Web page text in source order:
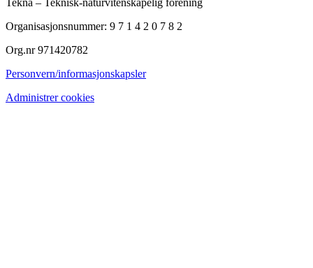
Organisasjonsnummer: 9 7 1 4 2 0 7 8 2
Org.nr 971420782
Personvern/informasjonskapsler
Administrer cookies